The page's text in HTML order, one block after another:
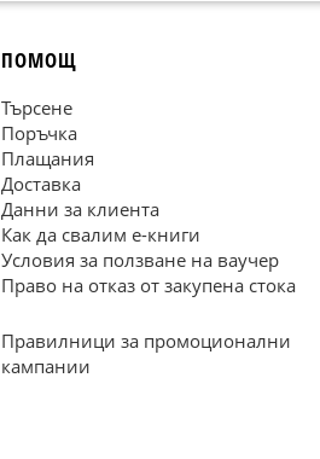
ПОМОЩ
Търсене
Поръчка
Плащания
Доставка
Данни за клиента
Как да свалим е-книги
Условия за ползване на ваучер
Право на отказ от закупена стока
Правилници за промоционални
кампании